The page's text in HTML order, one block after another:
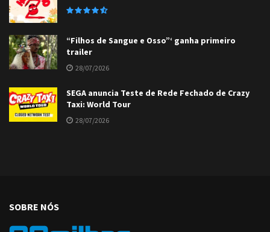
“Filhos de Sangue e Osso”‘ ganha primeiro
trailer
28/07/2026
SEGA anuncia Teste de Rede Fechado de Crazy
Taxi: World Tour
28/07/2026
SOBRE NÓS